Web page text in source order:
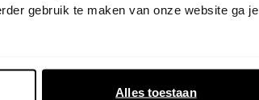
gebruik te maken van onze website ga je
Alles toestaan